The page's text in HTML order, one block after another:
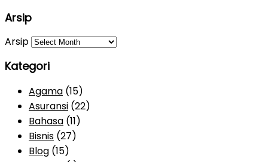
Arsip
Arsip
Kategori
Agama (15)
Asuransi (22)
Bahasa (11)
Bisnis (27)
Blog (15)